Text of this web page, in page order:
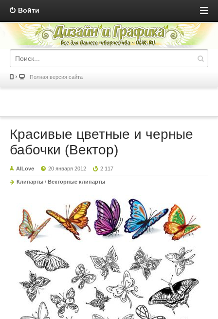
Войти
Полная версия сайта
Красивые цветные и черные
бабочки (Вектор)
AILove 20 января 2012 2 117
Клипарты / Векторные клипарты